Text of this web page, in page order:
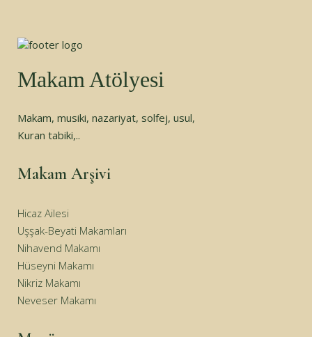
Makam Atölyesi
Makam, musiki, nazariyat, solfej, usul,
Kuran tabiki,..
Makam Arşivi
Hicaz Ailesi
Uşşak-Beyati Makamları
Nihavend Makamı
Hüseyni Makamı
Nikriz Makamı
Neveser Makamı